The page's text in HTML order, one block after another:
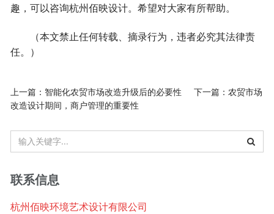
趣，可以咨询杭州佰映设计。希望对大家有所帮助。
（本文禁止任何转载、摘录行为，违者必究其法律责
任。）
上一篇： 智能化农贸市场改造升级后的必要性 下一篇： 农贸市场
改造设计期间，商户管理的重要性
联系信息
杭州佰映环境艺术设计有限公司